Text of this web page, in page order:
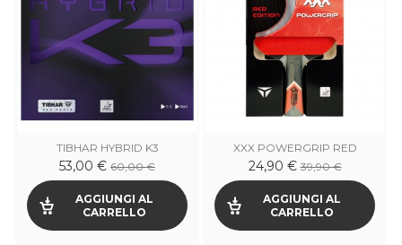
TIBHAR HYBRID K3
53,00 € 60,00 €
AGGIUNGI AL
CARRELLO
XXX POWERGRIP RED
EDITION
24,90 €39,90 €
AGGIUNGI AL
CARRELLO